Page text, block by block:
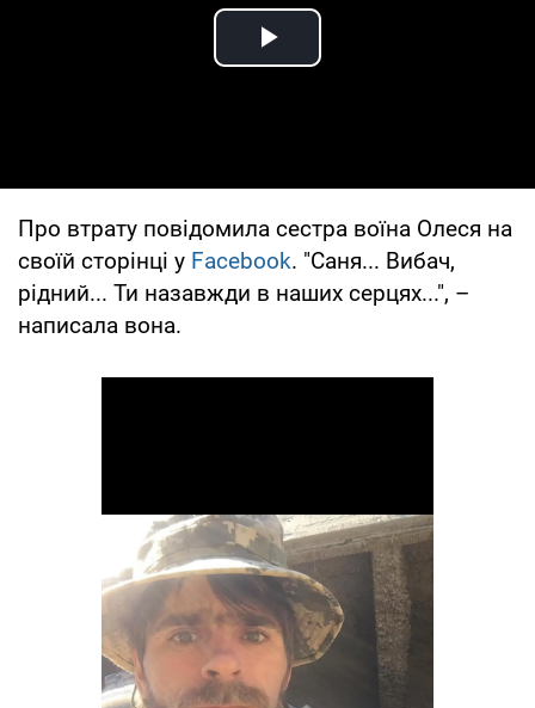
Play Video
Про втрату повідомила сестра воїна Олеся на
своїй сторінці у Facebook. "Саня... Вибач,
рідний... Ти назавжди в наших серцях...", –
написала вона.